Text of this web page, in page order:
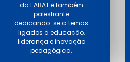
da FABAT é também
palestrante
dedicando-se a temas
ligados à educação,
liderança e inovação
pedagógica.